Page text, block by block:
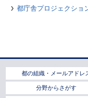
都庁舎プロジェクショ
都の組織・メールアドレ
分野からさがす